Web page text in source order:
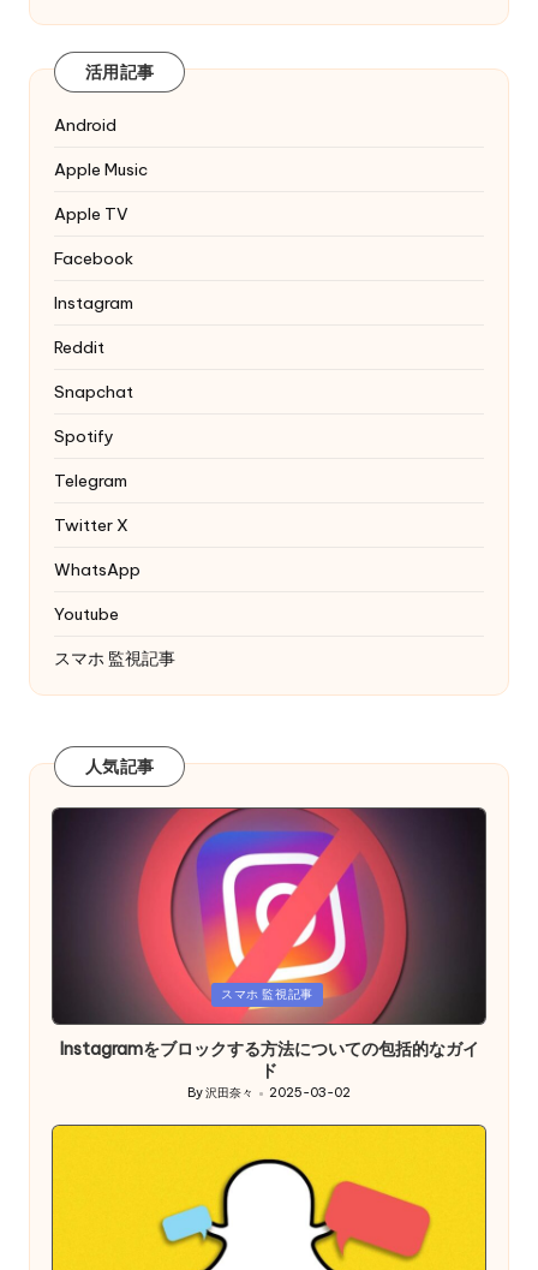
活用記事
Android
Apple Music
Apple TV
Facebook
Instagram
Reddit
Snapchat
Spotify
Telegram
Twitter X
WhatsApp
Youtube
スマホ 監視記事
人気記事
スマホ 監視記事
Instagramをブロックする方法についての包括的なガイ
ド
Posted
By沢田奈々 2025-03-02